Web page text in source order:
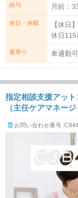
給与 月給：
休日・休暇
【休日
休日
最寄り 車通勤
指定相談支援アッ
（主任ケアマネー
お問い合わせ番号